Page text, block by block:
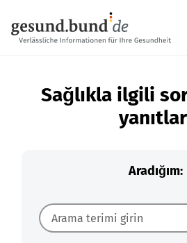
Sağlıkla ilgili
Aradığım: